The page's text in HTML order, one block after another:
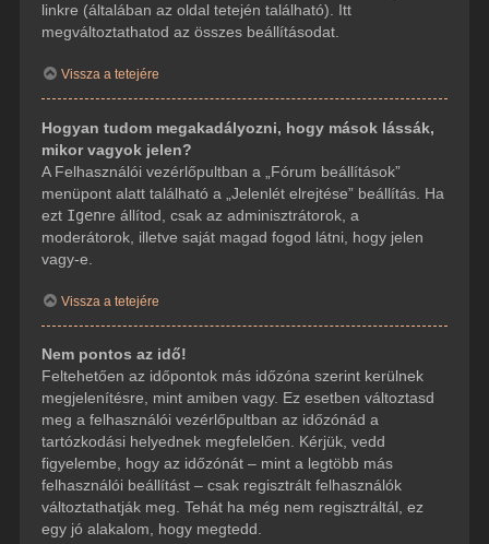
linkre (általában az oldal tetején található). Itt
megváltoztathatod az összes beállításodat.
Vissza a tetejére
Hogyan tudom megakadályozni, hogy mások lássák,
mikor vagyok jelen?
A Felhasználói vezérlőpultban a „Fórum beállítások”
menüpont alatt található a „Jelenlét elrejtése” beállítás. Ha
ezt Igenre állítod, csak az adminisztrátorok, a
moderátorok, illetve saját magad fogod látni, hogy jelen
vagy-e.
Vissza a tetejére
Nem pontos az idő!
Feltehetően az időpontok más időzóna szerint kerülnek
megjelenítésre, mint amiben vagy. Ez esetben változtasd
meg a felhasználói vezérlőpultban az időzónád a
tartózkodási helyednek megfelelően. Kérjük, vedd
figyelembe, hogy az időzónát – mint a legtöbb más
felhasználói beállítást – csak regisztrált felhasználók
változtathatják meg. Tehát ha még nem regisztráltál, ez
egy jó alakalom, hogy megtedd.